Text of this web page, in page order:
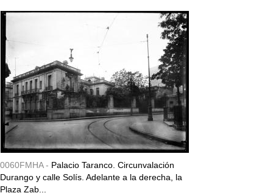
0060FMHA - Palacio Taranco. Circunvalación
Durango y calle Solís. Adelante a la derecha, la
Plaza Zab...